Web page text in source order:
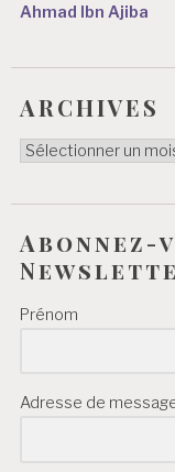
Ahmad Ibn Ajiba
ARCHIVES
ARCHIVES
Abonnez-
Prénom
Adresse de